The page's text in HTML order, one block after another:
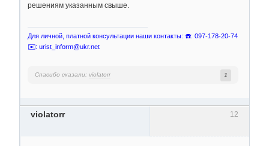
решениям указанным свыше.
Для личной, платной консультации наши контакты: ☎️: 097-178-20-74
✉️: urist_inform@ukr.net
Спасибо сказали: violatorr 1
12
violatorr